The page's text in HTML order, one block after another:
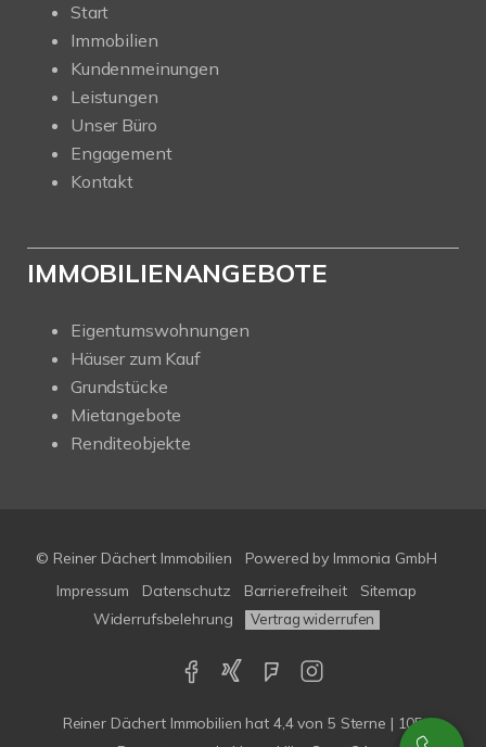
Start
Immobilien
Kundenmeinungen
Leistungen
Unser Büro
Engagement
Kontakt
IMMOBILIENANGEBOTE
Eigentumswohnungen
Häuser zum Kauf
Grundstücke
Mietangebote
Renditeobjekte
© Reiner Dächert Immobilien Powered by Immonia GmbH
Impressum
Datenschutz Barrierefreiheit
Sitemap
Widerrufsbelehrung
Vertrag widerrufen
Reiner Dächert Immobilien hat 4,4von 5 Sterne | 105